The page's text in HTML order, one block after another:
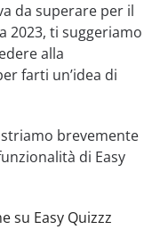
da superare per il
2023, ti suggeriamo
alla
farti un’idea di
brevemente
di Easy
su Easy Quizzz